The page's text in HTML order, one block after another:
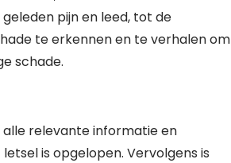
pijn en leed, tot de
te erkennen en te verhalen om
schade.
relevante informatie en
is opgelopen. Vervolgens is